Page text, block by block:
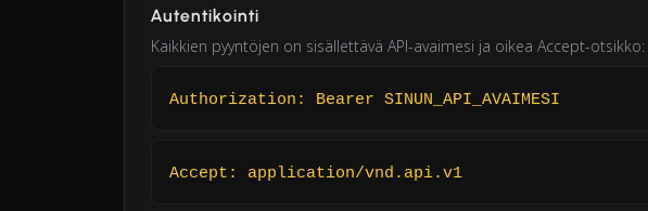
Autentikointi
Kaikkien pyyntöjen on sisällettävä API-avaimesi ja oikea Accept-otsikko:
Authorization: Bearer SINUN_API_AVAIMESI
Accept: application/vnd.api.v1